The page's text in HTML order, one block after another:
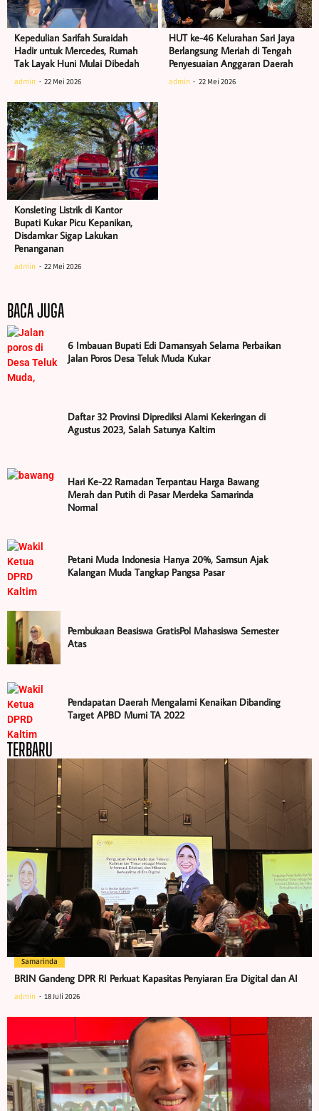
Kepedulian Sarifah Suraidah
Hadir untuk Mercedes, Rumah
Tak Layak Huni Mulai Dibedah
admin 22 Mei 2026
HUT ke-46 Kelurahan Sari Jaya
Berlangsung Meriah di Tengah
Penyesuaian Anggaran Daerah
admin 22 Mei 2026
Konsleting Listrik di Kantor
Bupati Kukar Picu Kepanikan,
Disdamkar Sigap Lakukan
Penanganan
admin 22 Mei 2026
BACA JUGA
6 Imbauan Bupati Edi Damansyah Selama Perbaikan
Jalan Poros Desa Teluk Muda Kukar
Daftar 32 Provinsi Diprediksi Alami Kekeringan di
Agustus 2023, Salah Satunya Kaltim
Hari Ke-22 Ramadan Terpantau Harga Bawang
Merah dan Putih di Pasar Merdeka Samarinda
Normal
Petani Muda Indonesia Hanya 20%, Samsun Ajak
Kalangan Muda Tangkap Pangsa Pasar
Pembukaan Beasiswa GratisPol Mahasiswa Semester
Atas
Pendapatan Daerah Mengalami Kenaikan Dibanding
Target APBD Murni TA 2022
TERBARU
Samarinda
BRIN Gandeng DPR RI Perkuat Kapasitas Penyiaran Era Digital dan AI
admin 18 Juli 2026